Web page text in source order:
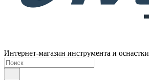
Интернет-магазин инструмента и оснастки